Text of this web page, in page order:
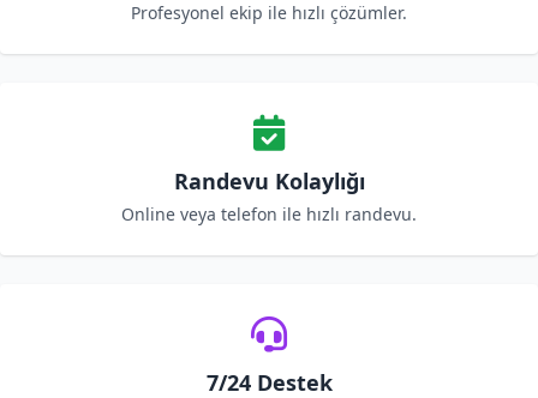
Profesyonel ekip ile hızlı çözümler.
Randevu Kolaylığı
Online veya telefon ile hızlı randevu.
7/24 Destek